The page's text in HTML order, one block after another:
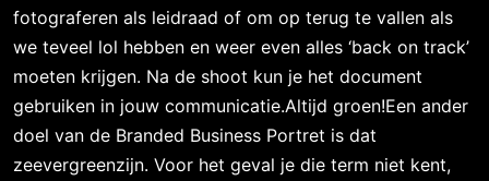
fotograferen als leidraad of om op terug te vallen als
we teveel lol hebben en weer even alles ‘back on track’
moeten krijgen. Na de shoot kun je het document
gebruiken in jouw communicatie.Altijd groen!Een ander
doel van de Branded Business Portret is dat
zeevergreenzijn. Voor het geval je die term niet kent,